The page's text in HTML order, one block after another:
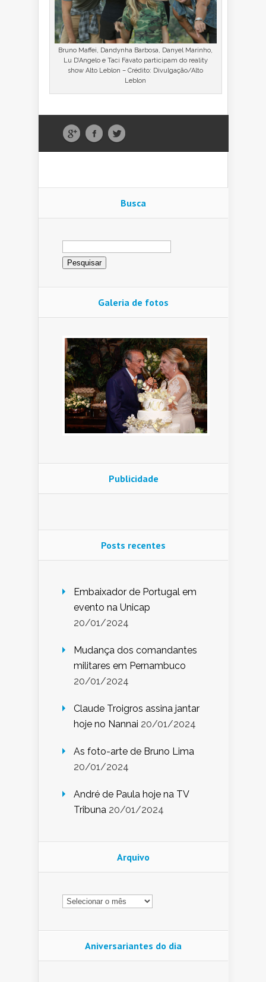
Bruno Maffei, Dandynha Barbosa, Danyel Marinho,
Lu D’Angelo e Taci Favato participam do reality
show Alto Leblon – Crédito: Divulgação/Alto
Leblon
Busca
Pesquisar
por:
Galeria de fotos
Publicidade
Posts recentes
Embaixador de Portugal em
evento na Unicap
20/01/2024
Mudança dos comandantes
militares em Pernambuco
20/01/2024
Claude Troigros assina jantar
hoje no Nannai 20/01/2024
As foto-arte de Bruno Lima
20/01/2024
André de Paula hoje na TV
Tribuna 20/01/2024
Arquivo
Arquivo
Aniversariantes do dia